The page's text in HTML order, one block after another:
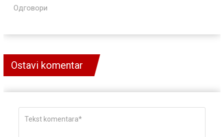
Одговори
Ostavi komentar